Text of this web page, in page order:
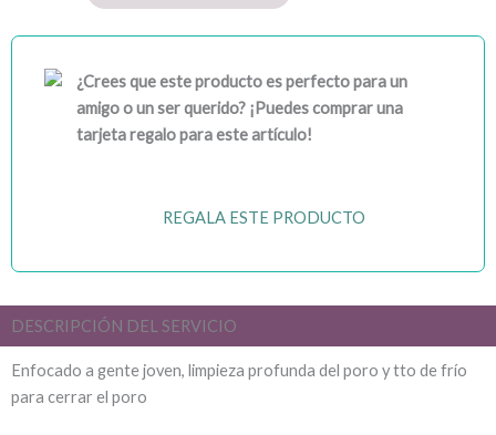
cantidad
¿Crees que este producto es perfecto para un
amigo o un ser querido? ¡Puedes comprar una
tarjeta regalo para este artículo!
REGALA ESTE PRODUCTO
DESCRIPCIÓN DEL SERVICIO
Enfocado a gente joven, limpieza profunda del poro y tto de frío
para cerrar el poro